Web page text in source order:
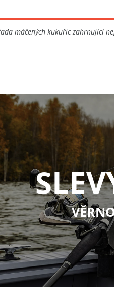
máčených kukuřic zahrnující